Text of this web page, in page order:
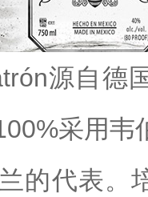
源自德
采用韦
的代表。